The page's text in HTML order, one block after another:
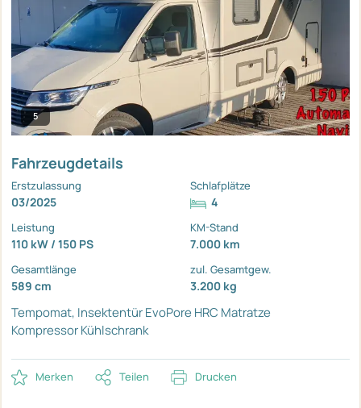
5
Fahrzeugdetails
Erstzulassung
03/2025
Schlafplätze
4
Leistung
110 kW / 150 PS
KM-Stand
7.000 km
Gesamtlänge
589 cm
zul. Gesamtgew.
3.200 kg
Tempomat, InsektentürEvoPore HRC Matratze
Kompressor Kühlschrank
Merken Teilen Drucken